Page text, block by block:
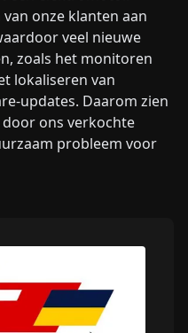
onze klanten aan
veel nieuwe
zoals het monitoren
lokaliseren van
updates. Daarom zien
ons verkochte
probleem voor